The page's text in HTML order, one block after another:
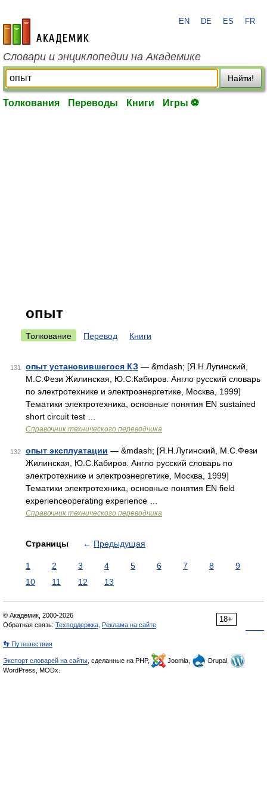
academic.ru
EN DE ES FR
Словари и энциклопедии на Академике
Найти!
Толкования Переводы Книги Игры ⚽
опыт
Толкование Перевод Книги
131 опыт установившегося КЗ — &mdash; [Я.Н.Лугинский,
М.С.Фези Жилинская, Ю.С.Кабиров. Англо русский словарь
по электротехнике и электроэнергетике, Москва, 1999]
Тематики электротехника, основные понятия EN sustained
short circuit test …
Справочник технического переводчика
132 опыт эксплуатации — &mdash; [Я.Н.Лугинский, М.С.Фези
Жилинская, Ю.С.Кабиров. Англо русский словарь по
электротехнике и электроэнергетике, Москва, 1999]
Тематики электротехника, основные понятия EN field
experienceoperating experience …
Справочник технического переводчика
Страницы ← Предыдущая
1 2 3 4 5 6 7 8
9
10
11 12 13
18+
© Академик, 2000-2026
Обратная связь: Техподдержка Реклама на сайте
👣 Путешествия
Экспорт словарей на сайты , сделанные на PHP, Joomla,
Drupal,
WordPress, MODx.